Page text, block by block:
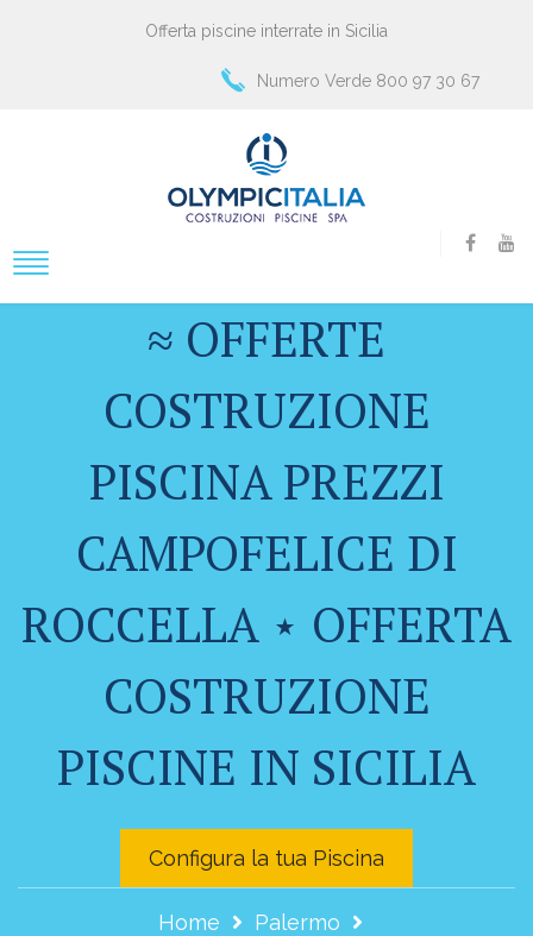
Offerta piscine interrate in Sicilia
Numero Verde 800 97 30 67
≈ OFFERTE
COSTRUZIONE
PISCINA PREZZI
CAMPOFELICE DI
ROCCELLA ⋆ OFFERTA
COSTRUZIONE
PISCINE IN SICILIA
Configura la tua Piscina
Home
Palermo